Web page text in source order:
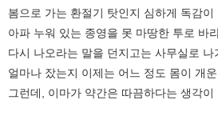
봄으로 가는 환절기 탓인지 심하게 독감이
아파 누워 있는 종영을 못 마땅한 투로 바
다시 나오라는 말을 던지고는 사무실로 나
얼마나 잤는지 이제는 어느 정도 몸이 개
그런데, 이마가 약간은 따끔하다는 생각이